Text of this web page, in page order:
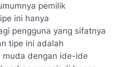
pemilik
ini hanya
pengguna yang sifatnya
tipe ini adalah
muda dengan ide-ide